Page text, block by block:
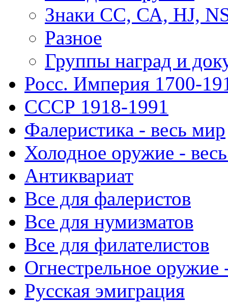
Знаки СС, СА, HJ,
Разное
Группы наград и
Росс. Империя 1700-
СССР 1918-1991
Фалеристика - весь мир
Холодное оружие -
Антиквариат
Все для фалеристов
Все для нумизматов
Все для филателистов
Огнестрельное оружие
Русская эмиграция